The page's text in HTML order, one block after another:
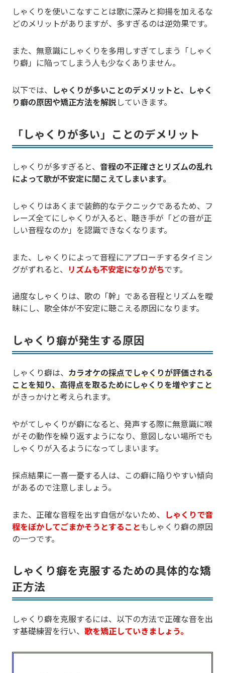
しゃくりを使いこなすことは歌に深みと抑揚を加えるな
どのメリットがありますが、多すぎるのは逆効果です。
また、無意識にしゃくりを多用しすぎてしまう「しゃく
り癖」に陥ってしまう人も少なくありません。
以下では、 しゃくりが多いことのデメリットと、しゃく
り癖の原因や矯正方法を解説していきます。
「しゃくりが多い」ことのデメリット
しゃくりが多すぎると、 音程の不正確さとリズムの乱れ
によって歌が不安定に聞こえてしまいます。
しゃくりはあくまで装飾的なテクニックであるため、フ
レーズ全てにしゃくりが入ると、聴き手が「どの音が正
しい音程なのか」を認識できなくなります。
また、しゃくりによって音程にアプローチするタイミン
グがずれると、 リズムも不安定になりがちです。
過度なしゃくりは、歌の「幹」である音程とリズムを曖
昧にし、歌全体が不安定に聴こえる原因になります。
しゃくり癖が発生する原因
しゃくり癖は、 カラオケの採点でしゃくりが評価される
ことを知り、高得点を取るためにしゃくりを増やすこと
がきっかけと考えられます。
やがてしゃくりが癖になると、発声する際に無意識に喉
がその動作を繰り返すようになり、意図しない場所でも
しゃくりが入るようになってしまいます。
採点結果に一喜一憂する人は、この癖に陥りやすい傾向
があるので注意しましょう。
また、正確な音程を出す自信がないため、 しゃくりで音
程をぼかしてごまかそうとすることもしゃくり癖の原因
の一つです。
しゃくり癖を克服するための具体的な矯
正方法
しゃくり癖を克服するには、以下の方法で正確な音を出
す基礎練習を行い、 歌を矯正していきましょう。